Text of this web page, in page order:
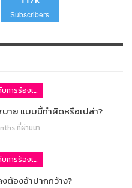
Subscribers
บทความเกี่ยวกับการร้องเพลง
าย แบบนี้ทำผิดหรือเปล่า?
ที่ผ่านมา
บทความเกี่ยวกับการร้องเพลง
ต้องอ้าปากกว้าง?